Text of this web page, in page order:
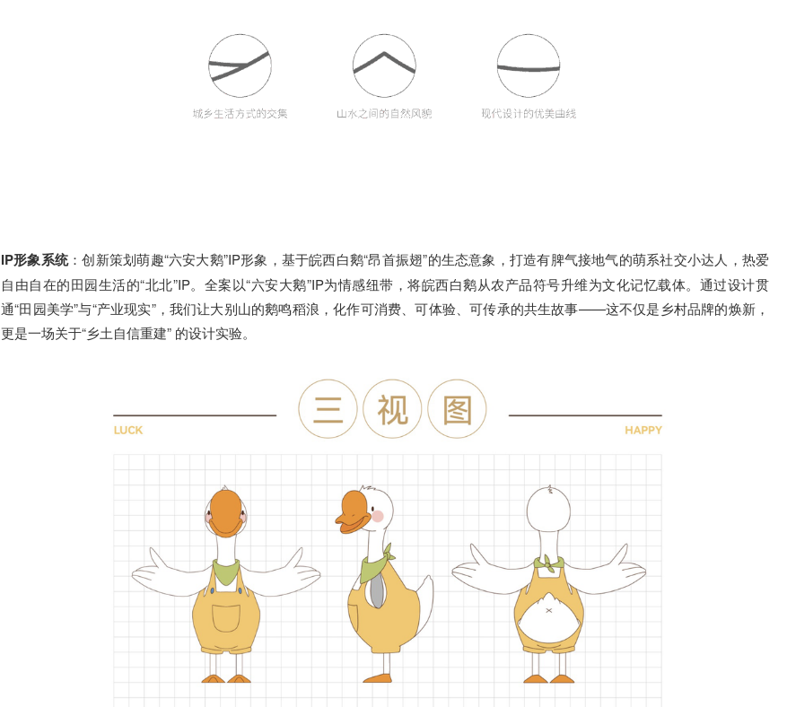
IP形象系统：创新策划萌趣“六安大鹅”IP形象，基于皖西白鹅“昂首振翅”的生态意象，打造有脾气接地气的萌系社交小达人，热爱
自由自在的田园生活的“北北”IP。全案以“六安大鹅”IP为情感纽带，将皖西白鹅从农产品符号升维为文化记忆载体。通过设计贯
通“田园美学”与“产业现实”，我们让大别山的鹅鸣稻浪，化作可消费、可体验、可传承的共生故事——这不仅是乡村品牌的焕新，
更是一场关于“乡土自信重建” 的设计实验。